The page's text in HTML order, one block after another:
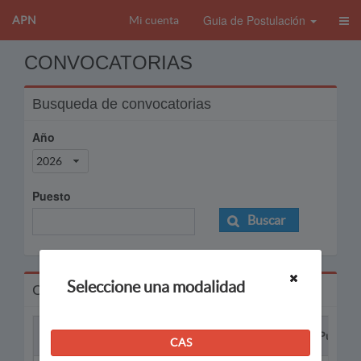
APN Mi cuenta Guia de Postulación
CONVOCATORIAS
Busqueda de convocatorias
Año
2026
Puesto
Buscar
Convocatorias
Puesto
Seleccione una modalidad
CAS